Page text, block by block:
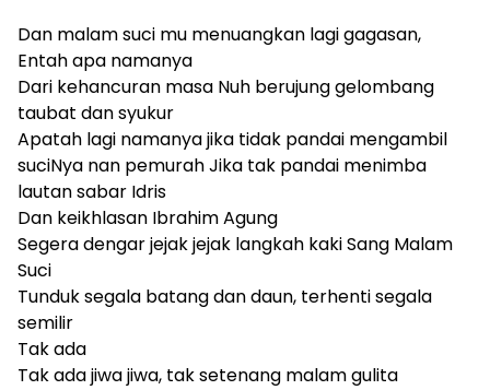
Dan malam suci mu menuangkan lagi gagasan,
Entah apa namanya
Dari kehancuran masa Nuh berujung gelombang
taubat dan syukur
Apatah lagi namanya jika tidak pandai mengambil
suciNya nan pemurah Jika tak pandai menimba
lautan sabar Idris
Dan keikhlasan Ibrahim Agung
Segera dengar jejak jejak langkah kaki Sang Malam
Suci
Tunduk segala batang dan daun, terhenti segala
semilir
Tak ada
Tak ada jiwa jiwa, tak setenang malam gulita